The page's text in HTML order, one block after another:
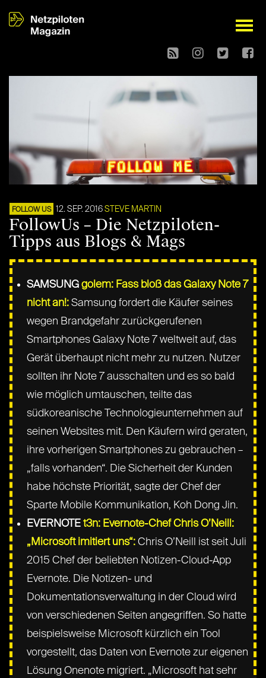
open
FOLLOW US 12. SEP. 2016 STEVE MARTIN
FollowUs – Die Netzpiloten-
Tipps aus Blogs & Mags
SAMSUNGgolem: Fass bloß das Galaxy Note 7
nicht an!: Samsung fordert die Käufer seines
wegen Brandgefahr zurückgerufenen
Smartphones Galaxy Note 7 weltweit auf, das
Gerät überhaupt nicht mehr zu nutzen. Nutzer
sollten ihr Note 7 ausschalten und es so bald
wie möglich umtauschen, teilte das
südkoreanische Technologieunternehmen auf
seinen Websites mit. Den Käufern wird geraten,
ihre vorherigen Smartphones zu gebrauchen –
„falls vorhanden“. Die Sicherheit der Kunden
habe höchste Priorität, sagte der Chef der
Sparte Mobile Kommunikation, Koh Dong Jin.
EVERNOTEt3n: Evernote-Chef Chris O’Neill:
„Microsoft imitiert uns“: Chris O’Neill ist seit Juli
2015 Chef der beliebten Notizen-Cloud-App
Evernote. Die Notizen- und
Dokumentationsverwaltung in der Cloud wird
von verschiedenen Seiten angegriffen. So hatte
beispielsweise Microsoft kürzlich ein Tool
vorgestellt, das Daten von Evernote zur eigenen
Lösung Onenote migriert. „Microsoft hat sehr